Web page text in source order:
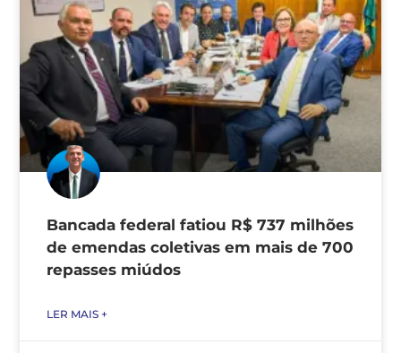
Bancada federal fatiou R$ 737 milhões
de emendas coletivas em mais de 700
repasses miúdos
LER MAIS +